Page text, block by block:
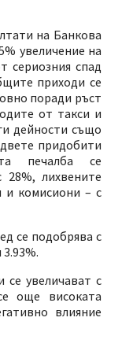
на Банкова
увеличение на
сериозния спад
приходи се
поради ръст
от такси и
дейности също
придобити
печалба се
лихвените
и комисиони – с
се подобрява с
се увеличават с
още високата
влияние